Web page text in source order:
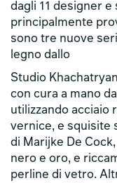
dagli 11 designer
principalmente
sono tre nuove
legno dallo
Studio
con cura a mano
utilizzando acciaio
vernice, e squisite
di Marijke De
nero e oro, e
perline di vetro.